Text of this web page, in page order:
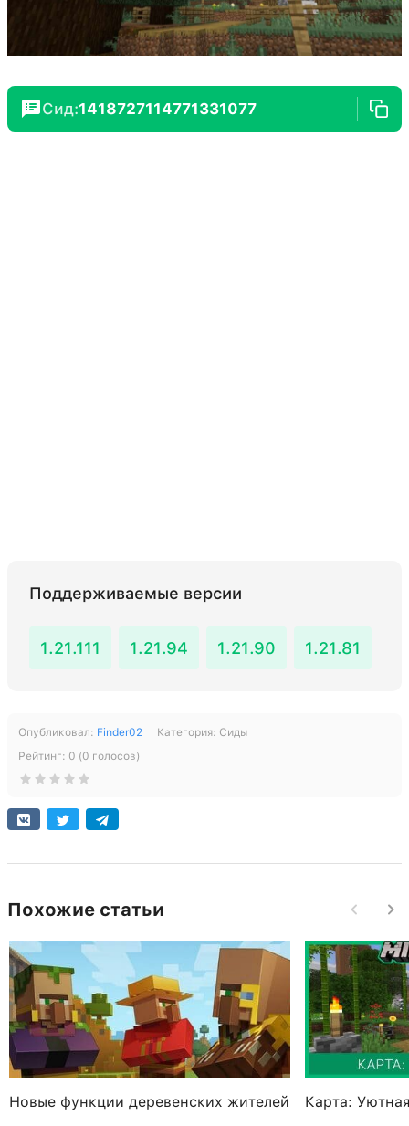
Сид:1418727114771331077
Поддерживаемые версии
1.21.111 1.21.94 1.21.90 1.21.81
Опубликовал: Finder02 Категория: Сиды
Рейтинг: 0 (0 голосов)
Похожие статьи
Новые функции деревенских жителей Карта: